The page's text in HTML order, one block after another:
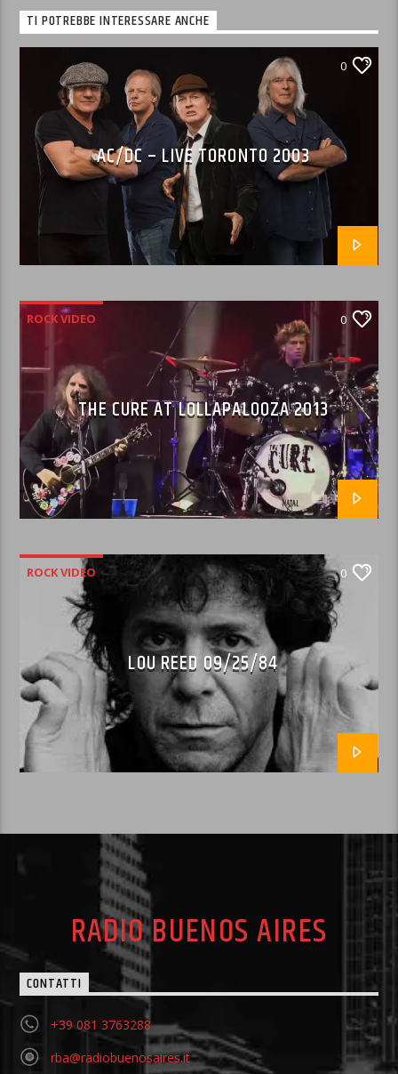
TI POTREBBE INTERESSARE ANCHE
0
AC/DC – LIVE TORONTO 2003
ROCK VIDEO 0
THE CURE AT LOLLAPALOOZA 2013
ROCK VIDEO 0
LOU REED 09/25/84
RADIO BUENOS AIRES
CONTATTI
+39 081 3763288
rba@radiobuenosaires.it